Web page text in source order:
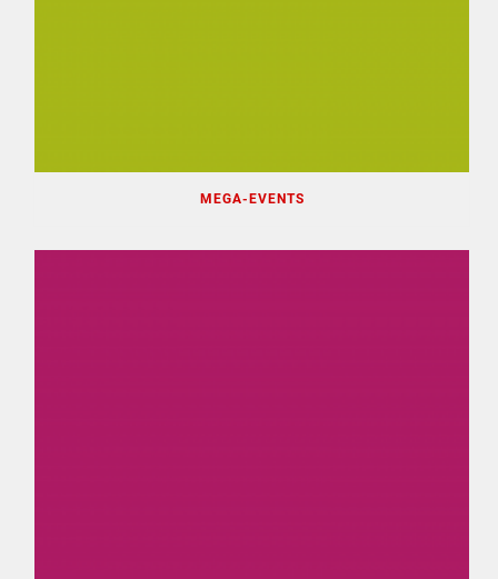
MEGA-EVENTS